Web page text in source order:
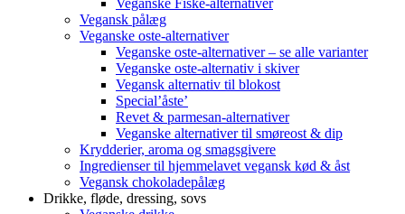
Vegansk pålæg
Veganske oste-alternativer
Veganske oste-alternativer – se alle varianter
Veganske oste-alternativ i skiver
Vegansk alternativ til blokost
Special’åste’
Revet & parmesan-alternativer
Veganske alternativer til smøreost & dip
Krydderier, aroma og smagsgivere
Ingredienser til hjemmelavet vegansk kød & åst
Vegansk chokoladepålæg
Drikke, fløde, dressing, sovs